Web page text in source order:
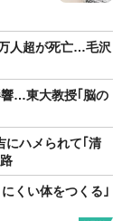
人超が死亡…毛沢
響…東大教授｢脳の
ハメられて｢清
くい体をつくる｣